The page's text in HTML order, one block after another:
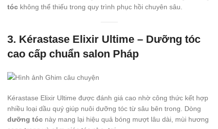
tóc không thể thiếu trong quy trình phục hồi chuyên sâu.
3. Kérastase Elixir Ultime – Dưỡng tóc
cao cấp chuẩn salon Pháp
Kérastase Elixir Ultime được đánh giá cao nhờ công thức kết hợp
nhiều loại dầu quý giúp nuôi dưỡng tóc từ sâu bên trong. Dòng
dưỡng tóc này mang lại hiệu quả bóng mượt lâu dài, mùi hương